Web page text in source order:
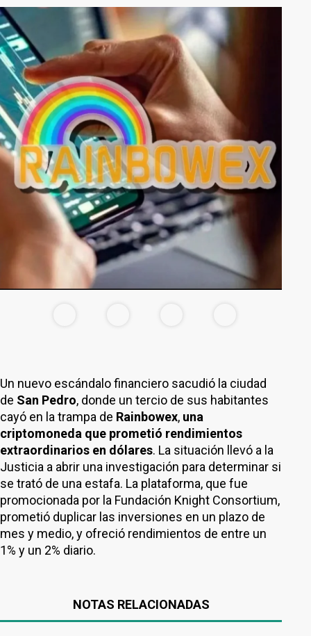
Un nuevo escándalo financiero sacudió la ciudad
de San Pedro, donde un tercio de sus habitantes
cayó en la trampa de Rainbowex, una
criptomoneda que prometió rendimientos
extraordinarios en dólares. La situación llevó a la
Justicia a abrir una investigación para determinar si
se trató de una estafa. La plataforma, que fue
promocionada por la Fundación Knight Consortium,
prometió duplicar las inversiones en un plazo de
mes y medio, y ofreció rendimientos de entre un
1% y un 2% diario.
NOTAS RELACIONADAS